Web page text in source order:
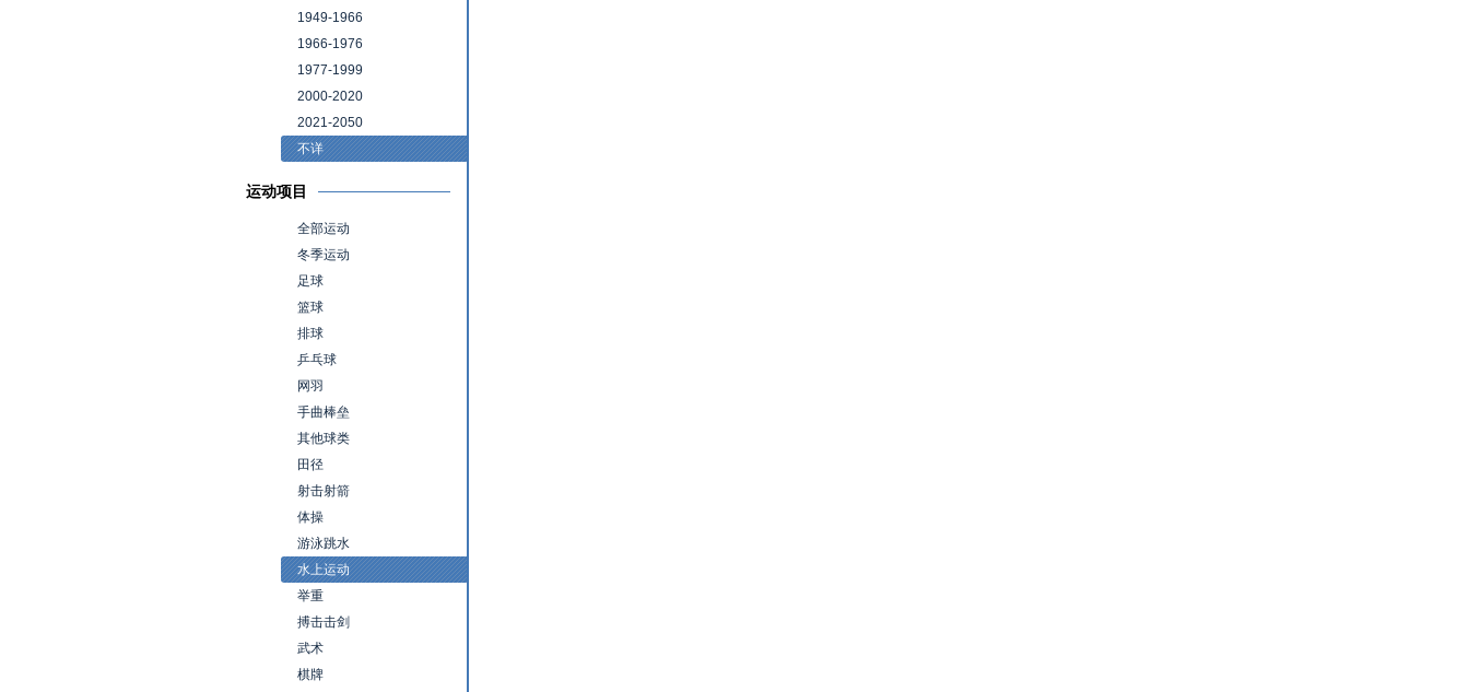
1949-1966
1966-1976
1977-1999
2000-2020
2021-2050
不详
运动项目
全部运动
冬季运动
足球
篮球
排球
乒乓球
网羽
手曲棒垒
其他球类
田径
射击射箭
体操
游泳跳水
水上运动
举重
搏击击剑
武术
棋牌